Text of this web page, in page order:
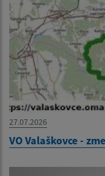
27.07.2026
VO Valaškovce -